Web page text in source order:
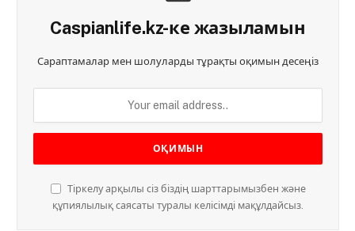
Caspianlife.kz-ке жазыламын
Сараптамалар мен шолуларды тұрақты оқимын десеңіз
Тіркелу арқылы сіз біздің шарттарымызбен және
құпиялылық саясаты туралы келісімді мақұлдайсыз.